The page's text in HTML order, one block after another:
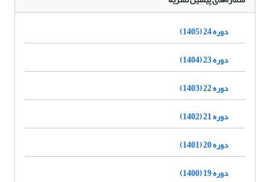
دوره 24 (1405)
دوره 23 (1404)
دوره 22 (1403)
دوره 21 (1402)
دوره 20 (1401)
دوره 19 (1400)